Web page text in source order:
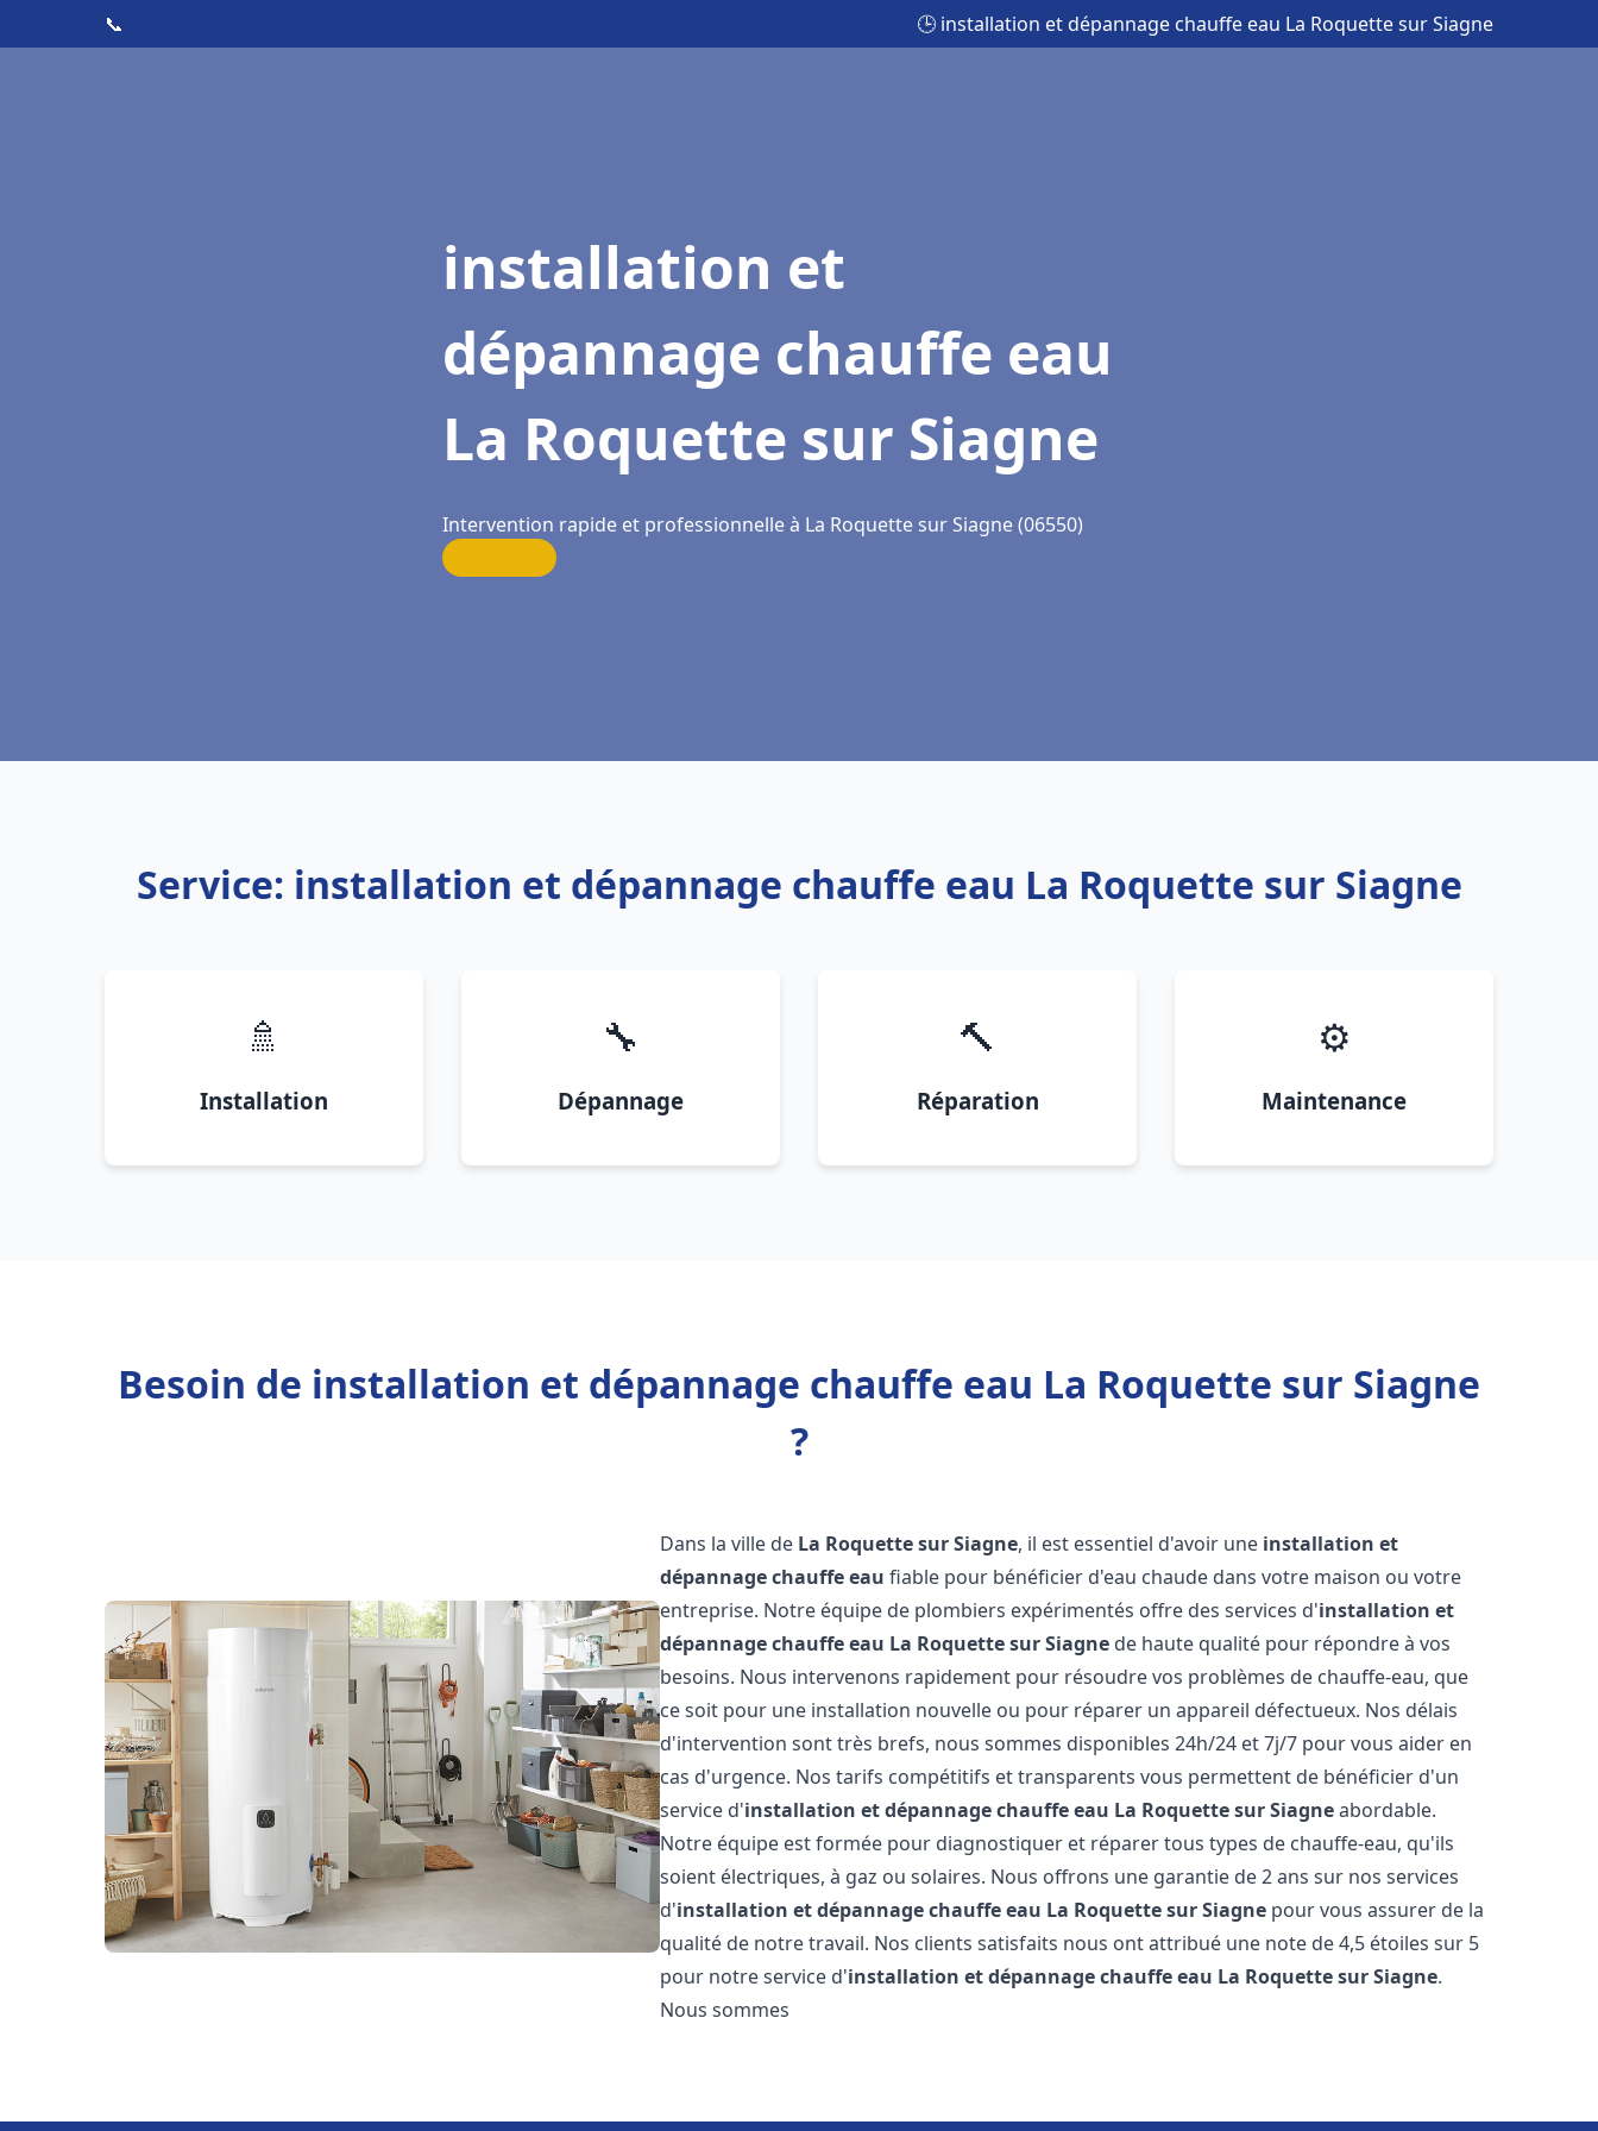
📞 🕒 installation et dépannage chauffe eau La Roquette sur Siagne
installation et
dépannage chauffe eau
La Roquette sur Siagne
Intervention rapide et professionnelle à La Roquette sur Siagne (06550)
Service: installation et dépannage chauffe eau La Roquette sur Siagne
🚿
Installation
🔧
Dépannage
🔨
Réparation
⚙️
Maintenance
Besoin de installation et dépannage chauffe eau La Roquette sur Siagne
?
Dans la ville de La Roquette sur Siagne, il est essentiel d'avoir une installation et
dépannage chauffe eau fiable pour bénéficier d'eau chaude dans votre maison ou votre
entreprise. Notre équipe de plombiers expérimentés offre des services d'installation et
dépannage chauffe eau La Roquette sur Siagne de haute qualité pour répondre à vos
besoins. Nous intervenons rapidement pour résoudre vos problèmes de chauffe-eau, que
ce soit pour une installation nouvelle ou pour réparer un appareil défectueux. Nos délais
d'intervention sont très brefs, nous sommes disponibles 24h/24 et 7j/7 pour vous aider en
cas d'urgence. Nos tarifs compétitifs et transparents vous permettent de bénéficier d'un
service d'installation et dépannage chauffe eau La Roquette sur Siagneabordable.
Notre équipe est formée pour diagnostiquer et réparer tous types de chauffe-eau, qu'ils
soient électriques, à gaz ou solaires. Nous offrons une garantie de 2 ans sur nos services
d'installation et dépannage chauffe eau La Roquette sur Siagne pour vous assurer de la
qualité de notre travail. Nos clients satisfaits nous ont attribué une note de 4,5 étoiles sur 5
pour notre service d'installation et dépannage chauffe eau La Roquette sur Siagne.
Nous sommes